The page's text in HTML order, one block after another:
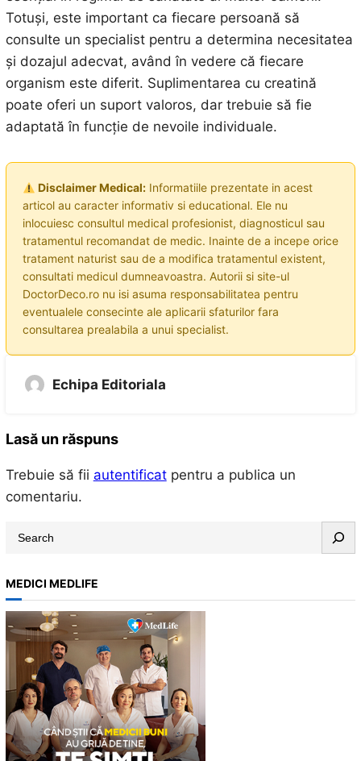
Totuși, este important ca fiecare persoană să
consulte un specialist pentru a determina necesitatea
și dozajul adecvat, având în vedere că fiecare
organism este diferit. Suplimentarea cu creatină
poate oferi un suport valoros, dar trebuie să fie
adaptată în funcție de nevoile individuale.
Disclaimer Medical:Informatiile prezentate in acest
articol au caracter informativ si educational. Ele nu
inlocuiesc consultul medical profesionist, diagnosticul sau
tratamentul recomandat de medic. Inainte de a incepe orice
tratament naturist sau de a modifica tratamentul existent,
consultati medicul dumneavoastra. Autorii si site-ul
DoctorDeco.ro nu isi asuma responsabilitatea pentru
eventualele consecinte ale aplicarii sfaturilor fara
consultarea prealabila a unui specialist.
Echipa Editoriala
Lasă un răspuns
Trebuie să fii autentificatpentru a publica un
comentariu.
a
r
c
h
MEDICI MEDLIFE